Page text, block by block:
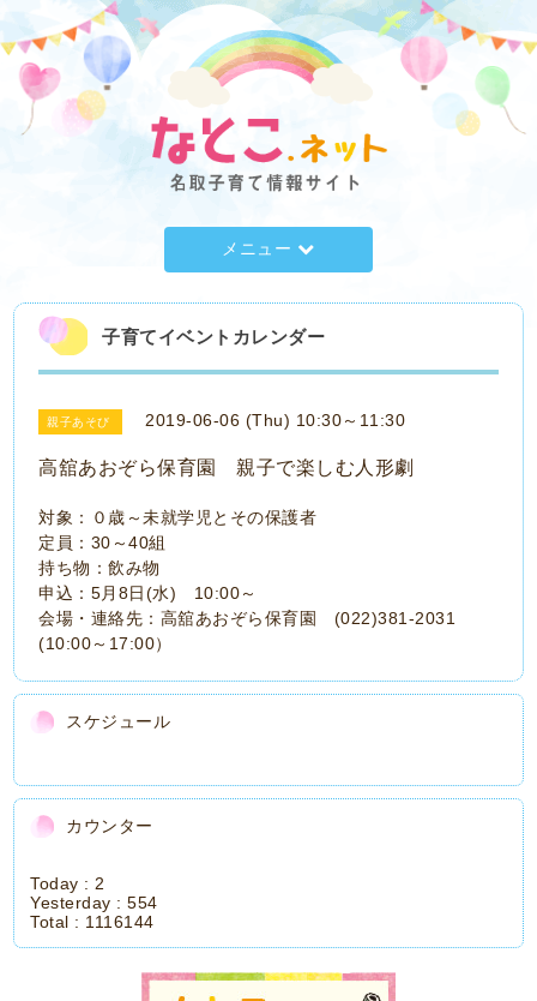
メニュー
子育てイベントカレンダー
親子あそび 2019-06-06 (Thu) 10:30～11:30
高舘あおぞら保育園 親子で楽しむ人形劇
対象：０歳～未就学児とその保護者
定員：30～40組
持ち物：飲み物
申込：5月8日(水) 10:00～
会場・連絡先：高舘あおぞら保育園 (022)381-2031
(10:00～17:00）
スケジュール
カウンター
Today :2
Yesterday :554
Total : 1116144